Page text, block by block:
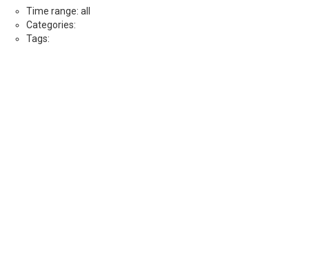
Time range: all
Categories:
Tags: